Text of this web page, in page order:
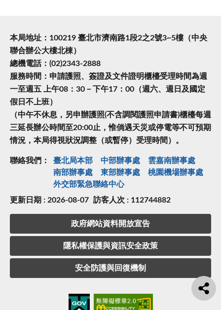
本局地址：100219 臺北市濟南路1段2之2號3~5樓（中央
聯合辦公大樓北棟）
總機電話：(02)2343-2888
服務時間：申請護照、簽證及文件證明櫃檯受理時間為週
一至週五 上午08：30－下午17：00（週六、週日及國定
假日不上班）
（中午不休息，另申辦護照(不含調閱護照申請書)櫃檯每週
三延長辦公時間至20:00止，惟倘遇天災或停電等不可預期
情況，本局得視狀況調整（或暫停）受理時間）。
聯絡我們： 臺北局本部 中部辦事處
雲嘉南辦事處
南部辦事處
東部辦事處
桃園機場辦事處
外交部緊急聯絡中⼼
更新日期 : 2026-08-07 訪客人次 : 112744882
政府網站資料開放宣告
隱私權保護與資訊安全政策
安全防護與回復機制